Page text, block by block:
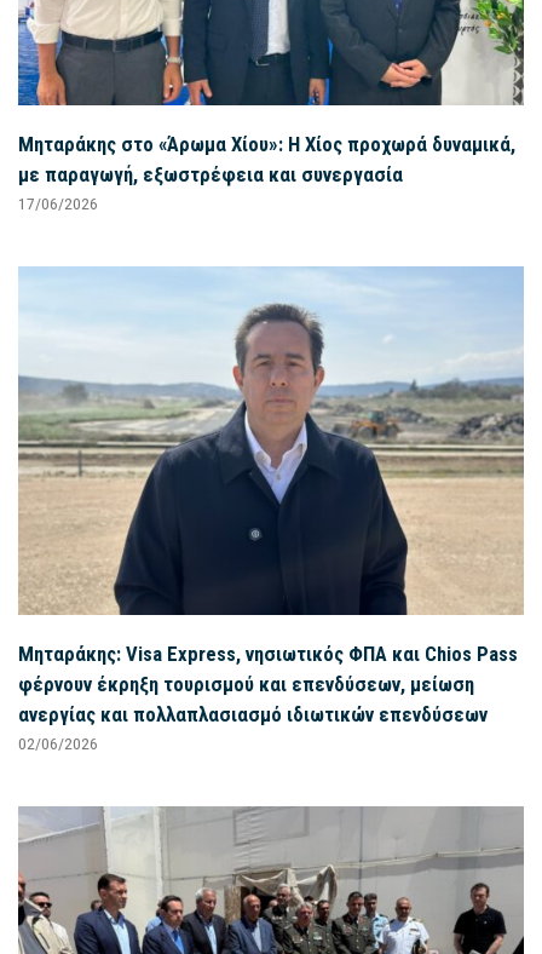
Μηταράκης στο «Άρωμα Χίου»: Η Χίος προχωρά δυναμικά,
με παραγωγή, εξωστρέφεια και συνεργασία
17/06/2026
Μηταράκης: Visa Express, νησιωτικός ΦΠΑ και Chios Pass
φέρνουν έκρηξη τουρισμού και επενδύσεων, μείωση
ανεργίας και πολλαπλασιασμό ιδιωτικών επενδύσεων
02/06/2026